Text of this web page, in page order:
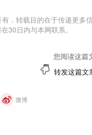
，转载目的在于传递更多
30日内与本网联系。
您阅读这篇
转发这篇文
微博